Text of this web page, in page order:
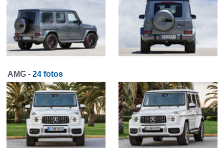
AMG - 24 fotos